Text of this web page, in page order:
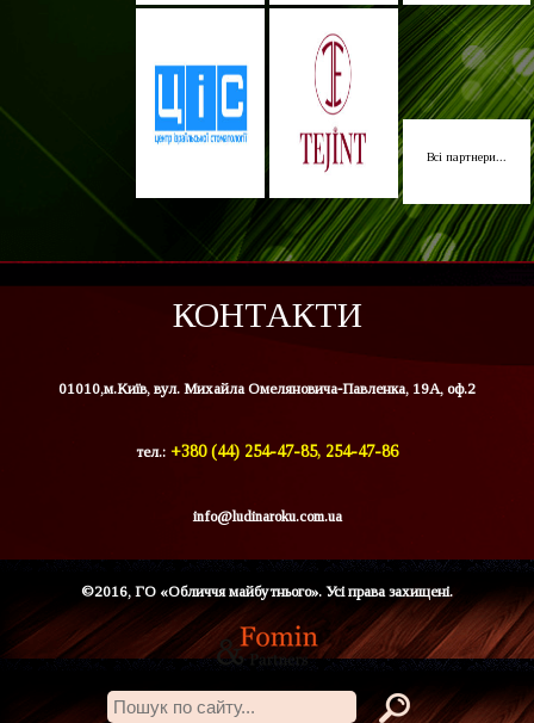
Всі партнери...
КОНТАКТИ
01010,м.Київ, вул. Михайла Омеляновича-Павленка, 19А, оф.2
тел.: +380 (44) 254-47-85, 254-47-86
info@ludinaroku.com.ua
©2016, ГО «Обличчя майбутнього». Усі права захищені.